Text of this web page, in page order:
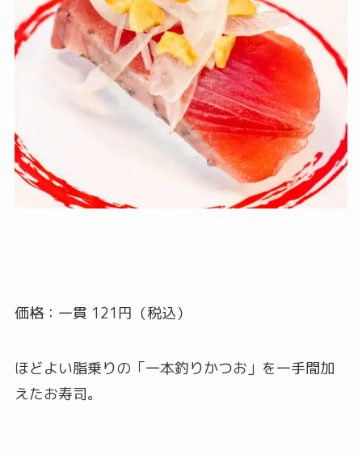
価格：一貫 121円（税込）
ほどよい脂乗りの「一本釣りかつお」を一手間加
えたお寿司。